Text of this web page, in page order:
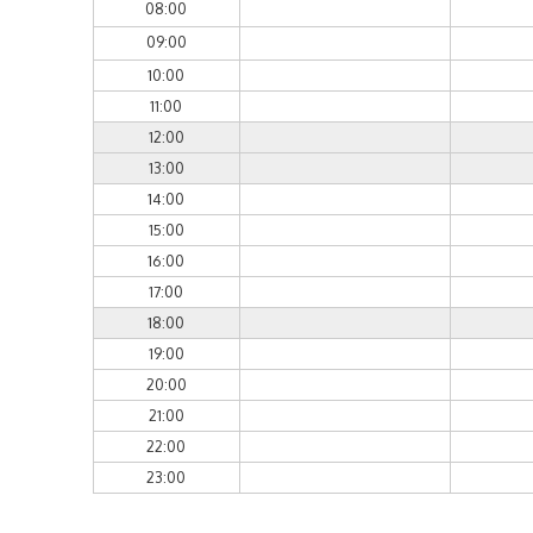
08:00
09:00
10:00
11:00
12:00
13:00
14:00
15:00
16:00
17:00
18:00
19:00
20:00
21:00
22:00
23:00